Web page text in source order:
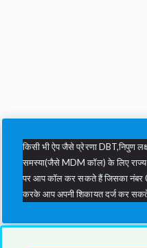
किसी भी ऐप जैसे प्रेरणा DBT,निपुण
समस्या(जैसे MDM कॉल) के लिए राज्य
पर आप कॉल कर सकते हैं जिसका
करके आप अपनी शिकायत दर्ज कर